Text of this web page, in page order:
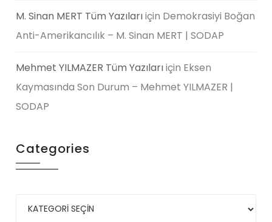
M. Sinan MERT Tüm Yazılarıiçin Demokrasiyi Boğan
Anti-Amerikancılık – M. Sinan MERT | SODAP
Mehmet YILMAZER Tüm Yazılarıiçin Eksen
Kaymasında Son Durum – Mehmet YILMAZER |
SODAP
Categories